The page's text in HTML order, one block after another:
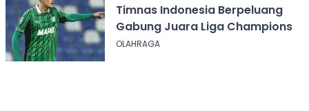
Timnas Indonesia Berpeluang
Gabung Juara Liga Champions
OLAHRAGA